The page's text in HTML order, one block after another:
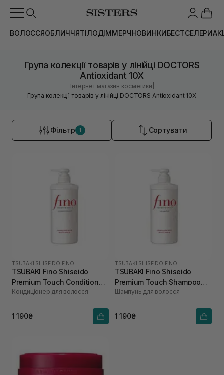
ВОЛОССЯОБЛИЧЧЯТІЛОДІММЕРЧНОВИНКИБЕСТСЕЛЕРИ
Група колекції товарів у лінійці DOCTORS
Antioxidant 10X
Інтернет магазин косметики
Група колекції товарів у лінійці DOCTORS Antioxidant 10X
Фільтр 1 Сортувати
TSUBAKI SHISEIDO FINO
TSUBAKI Fino Shiseido
Premium Touch Conditioner
550 мл
Кондиціонер для волосся
1 190₴
TSUBAKI SHISEIDO FINO
TSUBAKI Fino Shiseido
Premium Touch Shampoo
550 мл
Шампунь для волосcя
1 190₴